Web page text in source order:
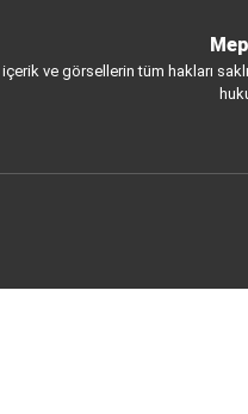
ve görsellerin tüm hakları